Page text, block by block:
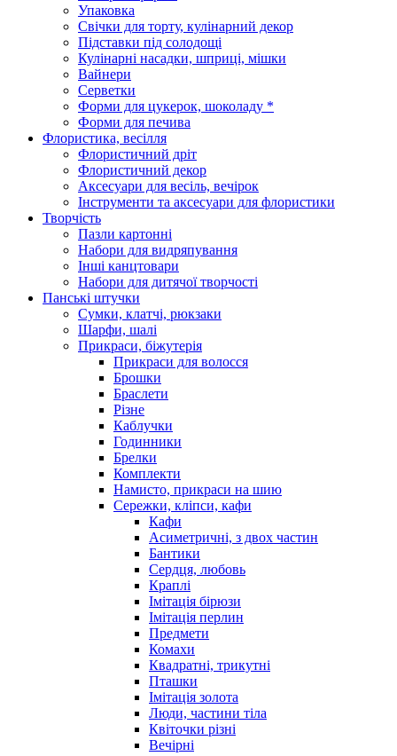
Упаковка
Свічки для торту, кулінарний декор
Підставки під солодощі
Кулінарні насадки, шприці, мішки
Вайнери
Серветки
Форми для цукерок, шоколаду *
Форми для печива
Флористика, весілля
Флористичний дріт
Флористичний декор
Аксесуари для весіль, вечірок
Інструменти та аксесуари для флористики
Творчість
Пазли картонні
Набори для видряпування
Інші канцтовари
Набори для дитячої творчості
Панські штучки
Сумки, клатчі, рюкзаки
Шарфи, шалі
Прикраси, біжутерія
Прикраси для волосся
Брошки
Браслети
Різне
Каблучки
Годинники
Брелки
Комплекти
Намисто, прикраси на шию
Сережки, кліпси, кафи
Кафи
Асиметричні, з двох частин
Бантики
Сердця, любовь
Краплі
Імітація бірюзи
Імітація перлин
Предмети
Комахи
Квадратні, трикутні
Пташки
Імітація золота
Люди, частини тіла
Квіточки різні
Вечірні